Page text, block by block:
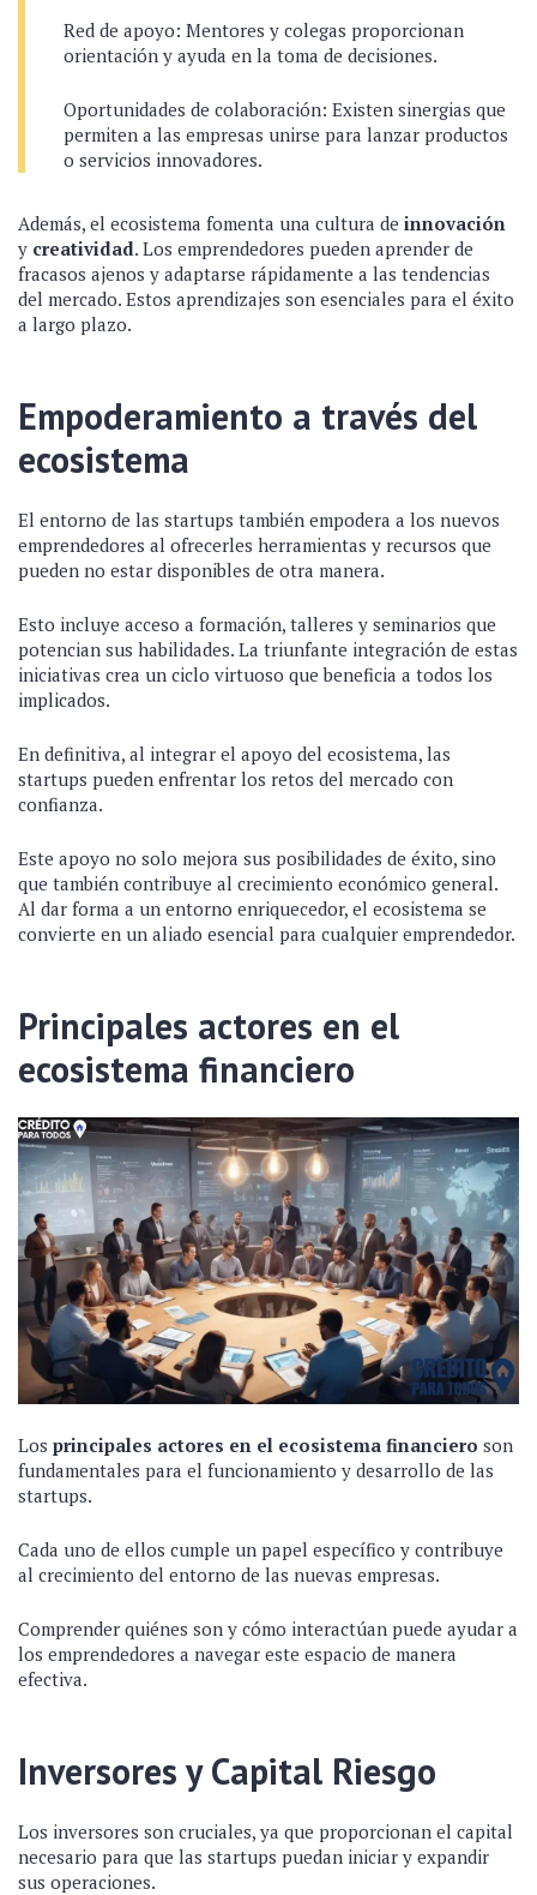
Red de apoyo: Mentores y colegas proporcionan
orientación y ayuda en la toma de decisiones.
Oportunidades de colaboración: Existen sinergias que
permiten a las empresas unirse para lanzar productos
o servicios innovadores.
Además, el ecosistema fomenta una cultura de innovación
y creatividad. Los emprendedores pueden aprender de
fracasos ajenos y adaptarse rápidamente a las tendencias
del mercado. Estos aprendizajes son esenciales para el éxito
a largo plazo.
Empoderamiento a través del
ecosistema
El entorno de las startups también empodera a los nuevos
emprendedores al ofrecerles herramientas y recursos que
pueden no estar disponibles de otra manera.
Esto incluye acceso a formación, talleres y seminarios que
potencian sus habilidades. La triunfante integración de estas
iniciativas crea un ciclo virtuoso que beneficia a todos los
implicados.
En definitiva, al integrar el apoyo del ecosistema, las
startups pueden enfrentar los retos del mercado con
confianza.
Este apoyo no solo mejora sus posibilidades de éxito, sino
que también contribuye al crecimiento económico general.
Al dar forma a un entorno enriquecedor, el ecosistema se
convierte en un aliado esencial para cualquier emprendedor.
Principales actores en el
ecosistema financiero
Los principales actores en el ecosistema financiero son
fundamentales para el funcionamiento y desarrollo de las
startups.
Cada uno de ellos cumple un papel específico y contribuye
al crecimiento del entorno de las nuevas empresas.
Comprender quiénes son y cómo interactúan puede ayudar a
los emprendedores a navegar este espacio de manera
efectiva.
Inversores y Capital Riesgo
Los inversores son cruciales, ya que proporcionan el capital
necesario para que las startups puedan iniciar y expandir
sus operaciones.